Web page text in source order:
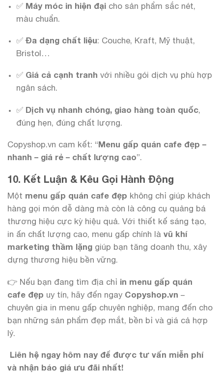
✅ Máy móc in hiện đại cho sản phẩm sắc nét,
màu chuẩn.
✅Đa dạng chất liệu: Couche, Kraft, Mỹ thuật,
Bristol…
✅ Giá cả cạnh tranh với nhiều gói dịch vụ phù hợp
ngân sách.
✅ Dịch vụ nhanh chóng, giao hàng toàn quốc,
đúng hẹn, đúng chất lượng.
Copyshop.vn cam kết: “Menu gấp quán cafe đẹp –
nhanh – giá rẻ – chất lượng cao”.
10. Kết Luận & Kêu Gọi Hành Động
Một menu gấp quán cafe đẹp không chỉ giúp khách
hàng gọi món dễ dàng mà còn là công cụ quảng bá
thương hiệu cực kỳ hiệu quả. Với thiết kế sáng tạo,
in ấn chất lượng cao, menu gấp chính là vũ khí
marketing thầm lặng giúp bạn tăng doanh thu, xây
dựng thương hiệu bền vững.
👉 Nếu bạn đang tìm địa chỉ in menu gấp quán
cafe đẹp uy tín, hãy đến ngay Copyshop.vn –
chuyên gia in menu gấp chuyên nghiệp, mang đến cho
bạn những sản phẩm đẹp mắt, bền bỉ và giá cả hợp
lý.
Liên hệ ngay hôm nay để được tư vấn miễn phí
và nhận báo giá ưu đãi nhất!